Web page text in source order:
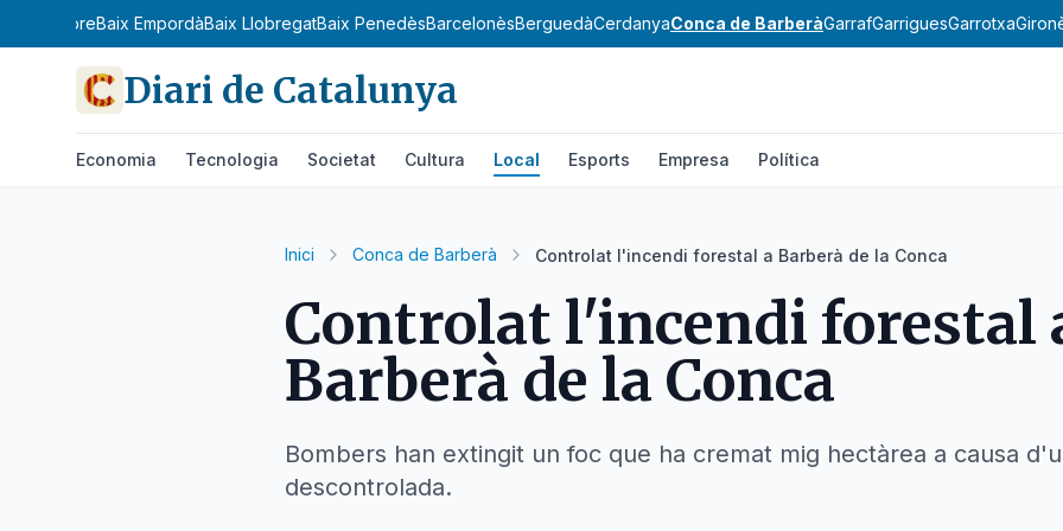
Baix EbreBaix EmpordàBaix LlobregatBaix PenedèsBarcelonèsBerguedàCerdanyaConca de BarberàGarrafGarriguesGarrotxa
Diari de Catalunya
Economia Tecnologia Societat Cultura Local Esports Empresa Política
Inici Conca de Barberà Controlat l'incendi forestal a Barberà de la Conca
Controlat l'incendi forestal
Barberà de la Conca
Bombers han extingit un foc que ha cremat mig hectàrea a causa
descontrolada.